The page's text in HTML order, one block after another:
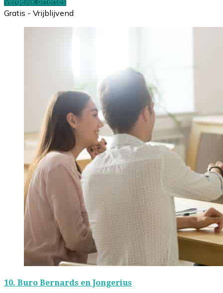
Gratis - Vrijblijvend
10. Buro Bernards en Jongerius